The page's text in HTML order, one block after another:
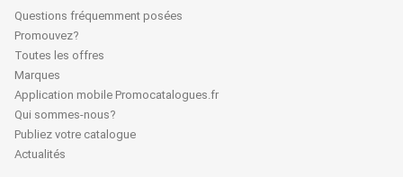
Questions fréquemment posées
Promouvez?
Toutes les offres
Marques
Application mobile Promocatalogues.fr
Qui sommes-nous?
Publiez votre catalogue
Actualités